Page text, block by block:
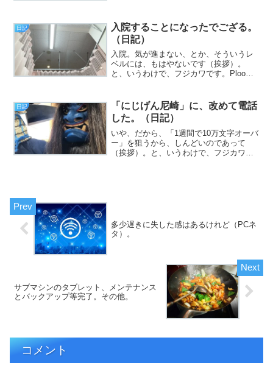
日記
入院することになったでござる。
（日記）
入院。気が進まない、とか、そういうレ
ベルには、もはやないです（挨拶）。
と、いうわけで、フジカワです。Ploom
した。今日のエントリは、「入院！」と
かいった話です。ﾚﾃﾞ...
日記
「にじげん尼崎」に、改めて電話
した。（日記）
いや、だから、「1週間で10万文字オーバ
ー」を狙うから、しんどいのであって
（挨拶）。と、いうわけで、フジカワで
多少遅きに失した感はあるけれど（PCネ
タ）。
サブマシンのタブレット、メンテナンス
とバックアップ等完了。その他。
コメント